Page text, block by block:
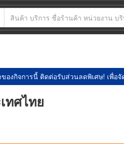
องกิจการนี้ ติดต่อรับส่วนลดพิเศษ! เพื่อจั
ทศไทย